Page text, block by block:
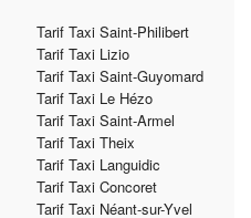
Tarif Taxi Saint-Philibert
Tarif Taxi Lizio
Tarif Taxi Saint-Guyomard
Tarif Taxi Le Hézo
Tarif Taxi Saint-Armel
Tarif Taxi Theix
Tarif Taxi Languidic
Tarif Taxi Concoret
Tarif Taxi Néant-sur-Yvel